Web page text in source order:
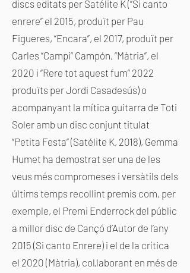
discs editats per Satélite K (“Si canto
enrere” el 2015, produït per Pau
Figueres, “Encara”, el 2017, produït per
Carles “Campi” Campón, “Màtria”, el
2020 i “Rere tot aquest fum” 2022
produïts per Jordi Casadesús) o
acompanyant la mítica guitarra de Toti
Soler amb un disc conjunt titulat
“Petita Festa” (Satélite K, 2018), Gemma
Humet ha demostrat ser una de les
veus més compromeses i versàtils dels
últims temps recollint premis com, per
exemple, el Premi Enderrock del públic
a millor disc de Cançó d’Autor de l’any
2015 (Si canto Enrere) i el de la crítica
el 2020 (Màtria), col·laborant en més de